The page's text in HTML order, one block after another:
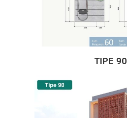
TIPE 90